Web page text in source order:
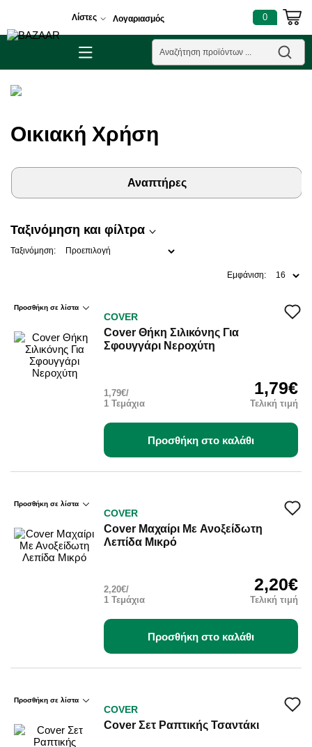
Λίστες Λογαριασμός 0
Οικιακή Χρήση
Αναπτήρες
Ταξινόμηση και φίλτρα
Ταξινόμηση:
Εμφάνιση:
Προσθήκη σε λίστα
COVER
Cover Θήκη Σιλικόνης Για
Σφουγγάρι Νεροχύτη
1,79€
Τελική τιμή
1 Τεμάχια
1,79€/
Προσθήκη στο καλάθι
Προσθήκη σε λίστα
COVER
Cover Μαχαίρι Με Ανοξείδωτη
Λεπίδα Μικρό
2,20€
Τελική τιμή
1 Τεμάχια
2,20€/
Προσθήκη στο καλάθι
Προσθήκη σε λίστα
COVER
Cover Σετ Ραπτικής Τσαντάκι